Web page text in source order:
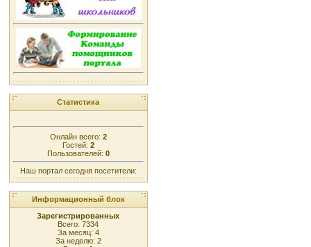
Статистика
Онлайн всего: 2
Гостей: 2
Пользователей: 0
Наш портал сегодня посетители:
Информационный блок
Зарегистрированных
Всего: 7334
За месяц: 4
За неделю: 2